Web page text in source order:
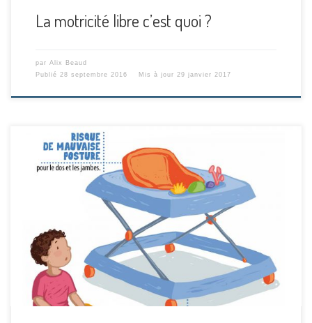
La motricité libre c’est quoi ?
par Alix Beaud
Publié 28 septembre 2016 Mis à jour 29 janvier 2017
Le youpala ou trotteur est responsable chaque année de
nombreux accidents domestiques et produit des effets
néfastes à l’apprentissage de la marche. Le conseil
départemental du Val de Marne lance une campagne
d’information et d’affichage à destination des crèches,
assistantes maternelles, centre de PMI… Pour télécharger
les affiches, on clique […]